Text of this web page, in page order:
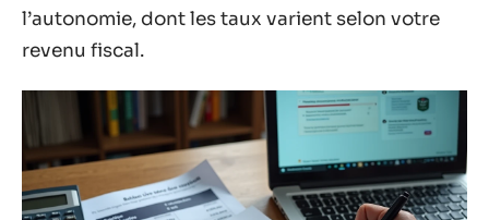
l’autonomie, dont les taux varient selon votre
revenu fiscal.